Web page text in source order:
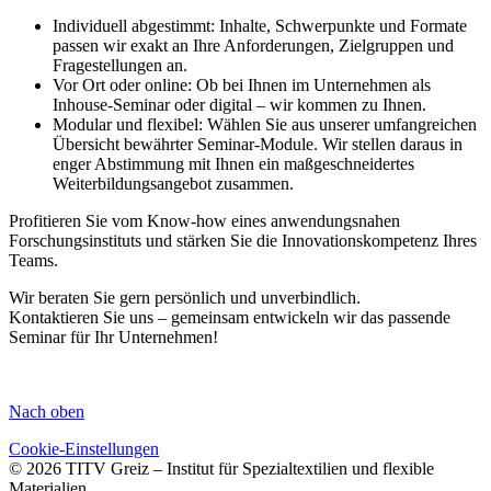
Individuell abgestimmt: Inhalte, Schwerpunkte und Formate
passen wir exakt an Ihre Anforderungen, Zielgruppen und
Fragestellungen an.
Vor Ort oder online: Ob bei Ihnen im Unternehmen als
Inhouse-Seminar oder digital – wir kommen zu Ihnen.
Modular und flexibel: Wählen Sie aus unserer umfangreichen
Übersicht bewährter Seminar-Module. Wir stellen daraus in
enger Abstimmung mit Ihnen ein maßgeschneidertes
Weiterbildungsangebot zusammen.
Profitieren Sie vom Know-how eines anwendungsnahen
Forschungsinstituts und stärken Sie die Innovationskompetenz Ihres
Teams.
Wir beraten Sie gern persönlich und unverbindlich.
Kontaktieren Sie uns – gemeinsam entwickeln wir das passende
Seminar für Ihr Unternehmen!
Nach oben
Cookie-Einstellungen
© 2026 TITV Greiz – Institut für Spezialtextilien und flexible